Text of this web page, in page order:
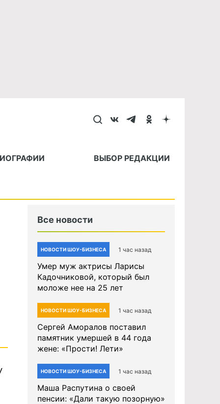
ВЫБОР РЕДАКЦИИ
Все новости
НОВОСТИ ШОУ-БИЗНЕСА 1 час назад
Умер муж актрисы Ларисы
Кадочниковой, который был
моложе нее на 25 лет
НОВОСТИ ШОУ-БИЗНЕСА 1 час назад
Сергей Аморалов поставил
памятник умершей в 44 года
жене: «Прости! Лети»
НОВОСТИ ШОУ-БИЗНЕСА 1 час назад
Маша Распутина о своей
пенсии: «Дали такую позорную»